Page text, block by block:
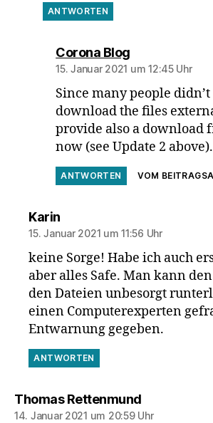
ANTWORTEN
Corona Blogsagt:
15. Januar 2021 um 12:45 Uhr
Since many people
download the files
provide also a download
now (see Update 2 above).
ANTWORTEN VOM
Karinsagt:
15. Januar 2021 um 11:56 Uhr
keine Sorge! Habe ich auch
aber alles Safe. Man kann
den Dateien unbesorgt
einen Computerexperten
Entwarnung gegeben.
ANTWORTEN
Thomas Rettenmundsagt:
14. Januar 2021 um 20:59 Uhr